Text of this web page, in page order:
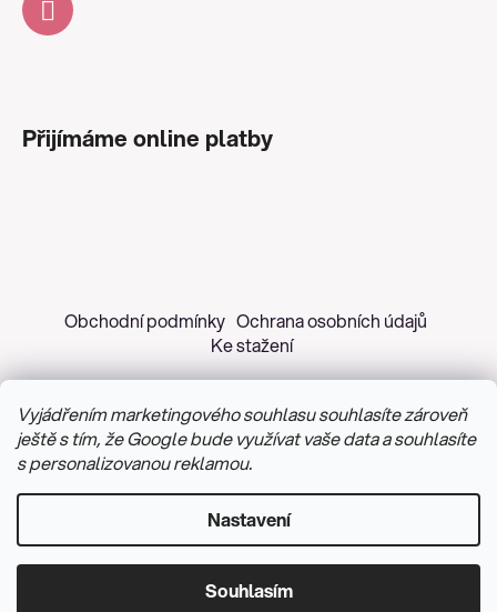
Vyjádřením marketingového souhlasu souhlasíte zároveň
ještě s tím, že Google bude využívat vaše data a souhlasíte
s personalizovanou reklamou.
Nastavení
Souhlasím
Přijímáme online platby
Obchodní podmínky Ochrana osobních údajů
Ke stažení
Vytvořil Shoptet&PekneWeby
Upravit nastavení cookies